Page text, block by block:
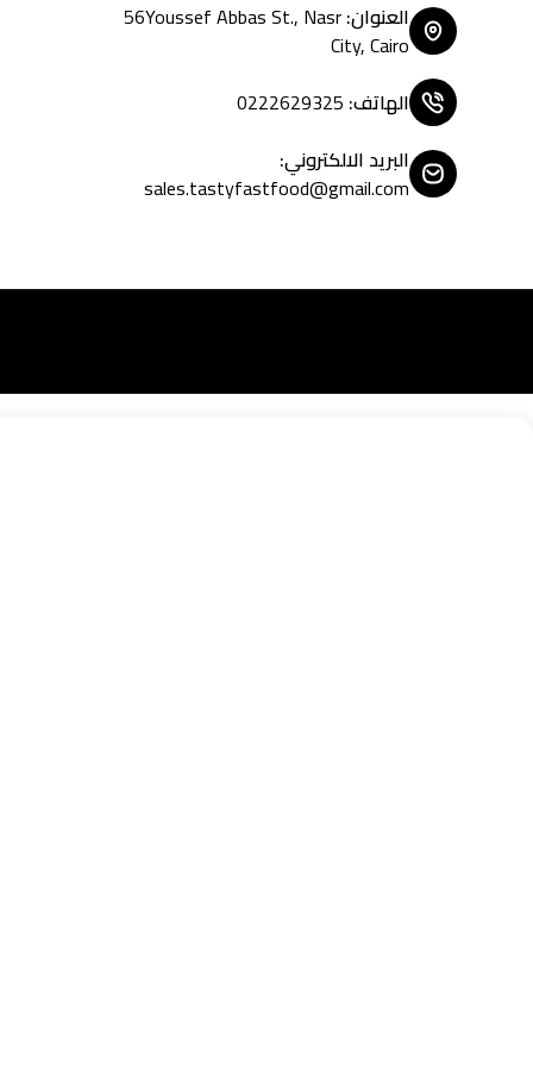
العنوان:
56Youssef Abbas St., Nasr
City, Cairo
الهاتف:
0222629325
البريد الالكتروني:
sales.tastyfastfood@gmail.com